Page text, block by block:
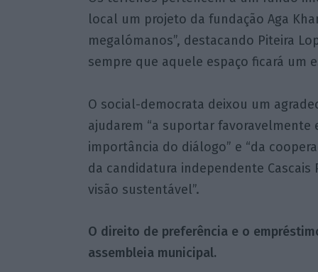
local um projeto da fundação Aga
megalómanos”, destacando Piteira
sempre que aquele espaço ficará um
O social-democrata deixou um
ajudarem “a suportar
importância do diálogo” e “da
da candidatura independente Cascais
visão sustentável”.
O direito de preferência e o
assembleia municipal.